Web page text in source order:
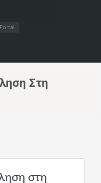
Στη
στη